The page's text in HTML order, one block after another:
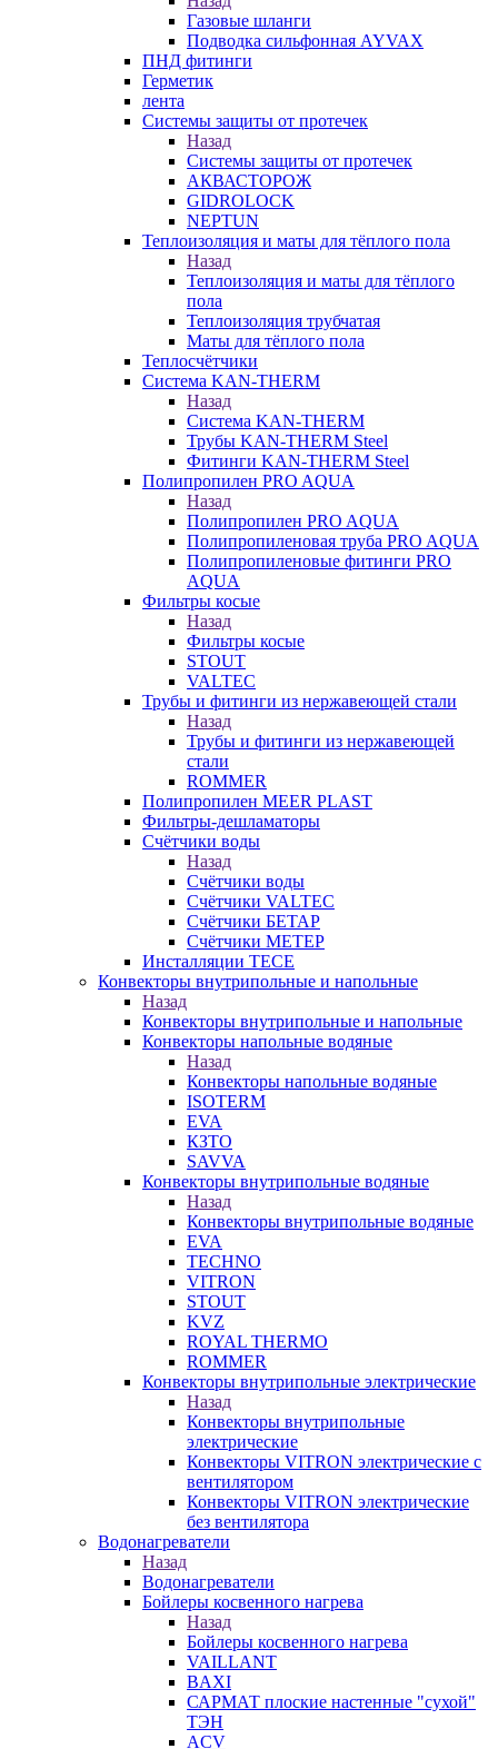
Газовые шланги
Подводка сильфонная AYVAX
ПНД фитинги
Герметик
лента
Системы защиты от протечек
Назад
Системы защиты от протечек
АКВАСТОРОЖ
GIDROLOCK
NEPTUN
Теплоизоляция и маты для тёплого пола
Назад
Теплоизоляция и маты для тёплого
пола
Теплоизоляция трубчатая
Маты для тёплого пола
Теплосчётчики
Система KAN-THERM
Назад
Система KAN-THERM
Трубы KAN-THERM Steel
Фитинги KAN-THERM Steel
Полипропилен PRO AQUA
Назад
Полипропилен PRO AQUA
Полипропиленовая труба PRO AQUA
Полипропиленовые фитинги PRO
AQUA
Фильтры косые
Назад
Фильтры косые
STOUT
VALTEC
Трубы и фитинги из нержавеющей стали
Назад
Трубы и фитинги из нержавеющей
стали
ROMMER
Полипропилен MEER PLAST
Фильтры-дешламаторы
Счётчики воды
Назад
Счётчики воды
Счётчики VALTEC
Счётчики БЕТАР
Счётчики МЕТЕР
Инсталляции TECE
Конвекторы внутрипольные и напольные
Назад
Конвекторы внутрипольные и напольные
Конвекторы напольные водяные
Назад
Конвекторы напольные водяные
ISOTERM
EVA
КЗТО
SAVVA
Конвекторы внутрипольные водяные
Назад
Конвекторы внутрипольные водяные
EVA
TECHNO
VITRON
STOUT
KVZ
ROYAL THERMO
ROMMER
Конвекторы внутрипольные электрические
Назад
Конвекторы внутрипольные
электрические
Конвекторы VITRON электрические с
вентилятором
Конвекторы VITRON электрические
без вентилятора
Водонагреватели
Назад
Водонагреватели
Бойлеры косвенного нагрева
Назад
Бойлеры косвенного нагрева
VAILLANT
BAXI
САРМАТ плоские настенные "сухой"
ТЭН
ACV